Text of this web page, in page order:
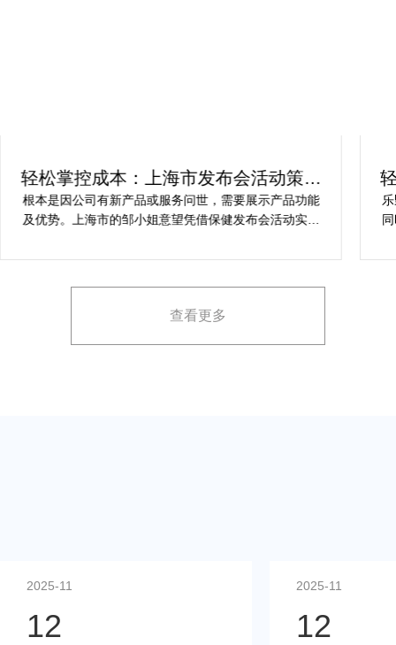
轻松掌控成本：上海市发布会活动策划
方案指南
根本是因公司有新产品或服务问世，需要展示产品功能
及优势。上海市的邹小姐意望凭借保健发布会活动实现
占有率。在策划时间里却遇到这些难题缺乏专业的产品
展示方案，以最大化媒体报道和消费者关注。
查看更多
2025-11
12
2025-11
12